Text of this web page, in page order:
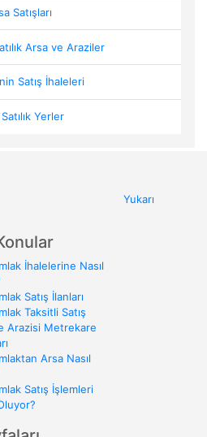
Satışları
Arsa ve Araziler
Satış İhaleleri
Yerler
Yukarı
İhalelerine Nasıl
Satış İlanları
Taksitli Satış
Arazisi Metrekare
Arsa Nasıl
Satış İşlemleri